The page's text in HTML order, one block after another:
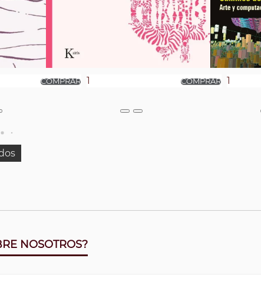
NOSOTROS?